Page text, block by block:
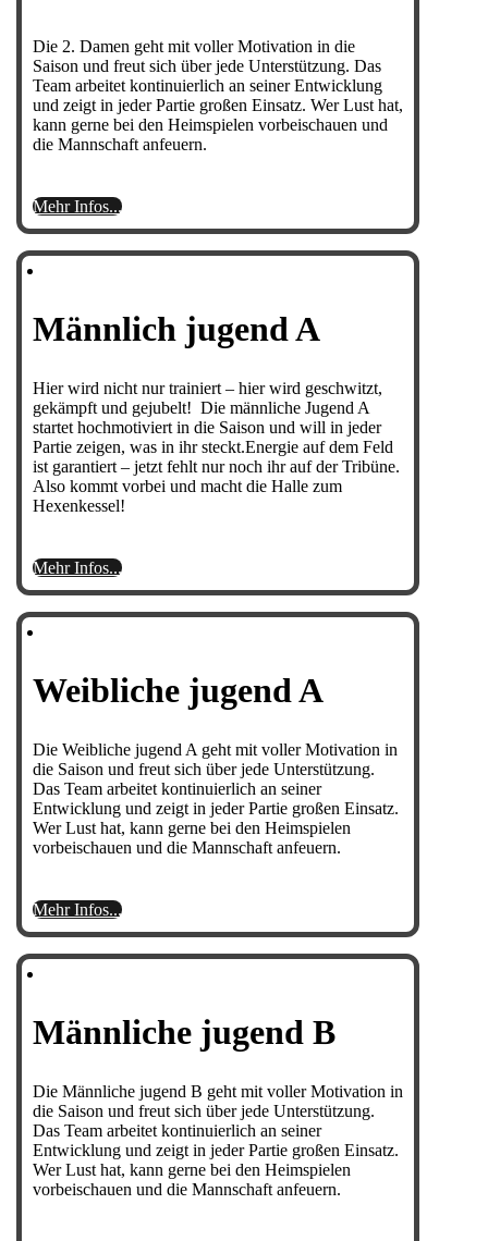
Die 2. Damen geht mit voller Motivation in die
Saison und freut sich über jede Unterstützung. Das
Team arbeitet kontinuierlich an seiner Entwicklung
und zeigt in jeder Partie großen Einsatz. Wer Lust hat,
kann gerne bei den Heimspielen vorbeischauen und
die Mannschaft anfeuern.
Mehr Infos...
Männlich jugend A
Hier wird nicht nur trainiert – hier wird geschwitzt,
gekämpft und gejubelt! Die männliche Jugend A
startet hochmotiviert in die Saison und will in jeder
Partie zeigen, was in ihr steckt.Energie auf dem Feld
ist garantiert – jetzt fehlt nur noch ihr auf der Tribüne.
Also kommt vorbei und macht die Halle zum
Hexenkessel!
Mehr Infos...
Weibliche jugend A
Die Weibliche jugend A geht mit voller Motivation in
die Saison und freut sich über jede Unterstützung.
Das Team arbeitet kontinuierlich an seiner
Entwicklung und zeigt in jeder Partie großen Einsatz.
Wer Lust hat, kann gerne bei den Heimspielen
vorbeischauen und die Mannschaft anfeuern.
Mehr Infos...
Männliche jugend B
Die Männliche jugend B geht mit voller Motivation in
die Saison und freut sich über jede Unterstützung.
Das Team arbeitet kontinuierlich an seiner
Entwicklung und zeigt in jeder Partie großen Einsatz.
Wer Lust hat, kann gerne bei den Heimspielen
vorbeischauen und die Mannschaft anfeuern.